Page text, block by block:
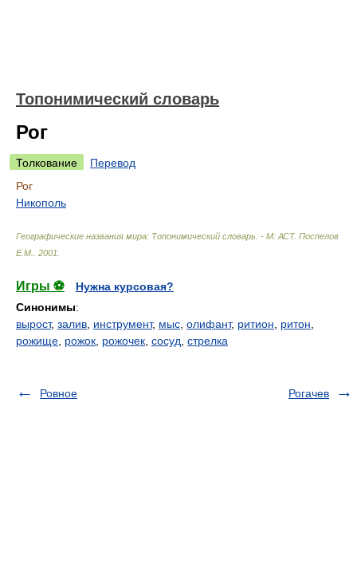
Топонимический словарь
Рог
Толкование
Перевод
Рог
Никополь
Географические названия мира: Топонимический словарь. - М: АСТ. Поспелов
Е.М.
2001
Игры ⚽
Нужна курсовая?
Синонимы:
вырост, залив инструмент, мыс олифант, ритион ритон
рожище рожок рожочек сосуд стрелка
Ровное Рогачев